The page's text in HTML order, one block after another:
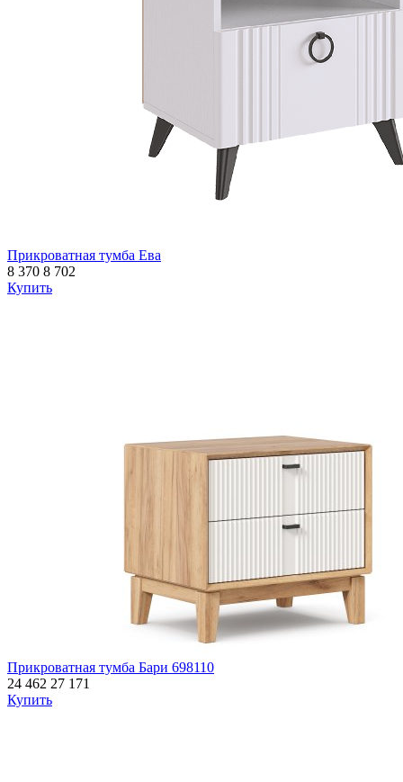
Прикроватная тумба Ева
8 370 8 702
Купить
Прикроватная тумба Бари 698110
24 462 27 171
Купить